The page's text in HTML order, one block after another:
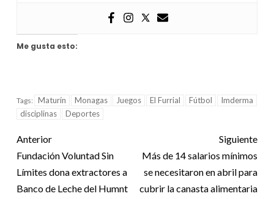
Me gusta esto:
Tags: Maturín Monagas Juegos El Furrial Fútbol
Imderma
disciplinas
Deportes
Anterior
Fundación Voluntad Sin
Límites dona extractores a
Banco de Leche del Humnt
Siguiente
Más de 14 salarios mínimos
se necesitaron en abril para
cubrir la canasta alimentaria